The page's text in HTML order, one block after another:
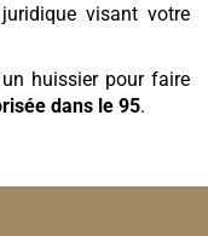
visant votre
huissier pour faire
dans le 95.